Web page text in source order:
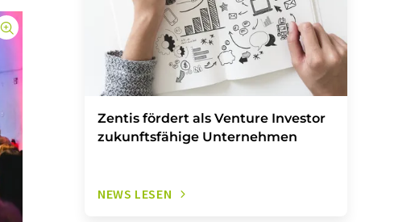
Zentis fördert als Venture Investor
zukunftsfähige Unternehmen
NEWS LESEN